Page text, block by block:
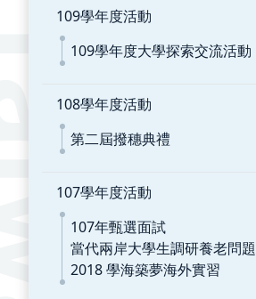
109學年度活動
109學年度大學探索交流活動
108學年度活動
第二屆撥穗典禮
107學年度活動
107年甄選面試
當代兩岸大學生調研養老問題
2018 學海築夢海外實習